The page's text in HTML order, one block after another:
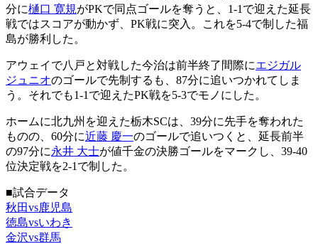
分に樋口 寛規がPKで同点ゴールを奪うと、1-1で迎えた延長
戦ではスコアが動かず、PK戦に突入。これを5-4で制した福
島が勝利した。
アウェイで八戸と対戦した今治は前半終了間際にエジガル
ジュニオのゴールで先制するも、87分に追いつかれてしま
う。それでも1-1で迎えたPK戦を5-3でモノにした。
ホームに北九州を迎えた栃木SCは、39分に先手を奪われた
ものの、60分に近藤 慶一のゴールで追いつくと、延長前半
の97分に永井 大士が値千金の決勝ゴールをマークし、39-40
位決定戦を2-1で制した。
■試合データ
秋田vs鹿児島
徳島vsいわき
金沢vs群馬